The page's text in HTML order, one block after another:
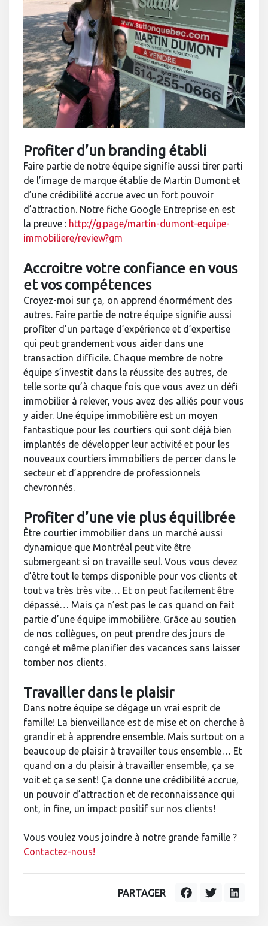
Profiter d’un branding établi
Faire partie de notre équipe signifie aussi tirer parti
de l’image de marque établie de Martin Dumont et
d’une crédibilité accrue avec un fort pouvoir
d’attraction. Notre fiche Google Entreprise en est
la preuve : http://g.page/martin-dumont-equipe-
immobiliere/review?gm
Accroitre votre confiance en vous
et vos compétences
Croyez-moi sur ça, on apprend énormément des
autres. Faire partie de notre équipe signifie aussi
profiter d’un partage d’expérience et d’expertise
qui peut grandement vous aider dans une
transaction difficile. Chaque membre de notre
équipe s’investit dans la réussite des autres, de
telle sorte qu’à chaque fois que vous avez un défi
immobilier à relever, vous avez des alliés pour vous
y aider. Une équipe immobilière est un moyen
fantastique pour les courtiers qui sont déjà bien
implantés de développer leur activité et pour les
nouveaux courtiers immobiliers de percer dans le
secteur et d’apprendre de professionnels
chevronnés.
Profiter d’une vie plus équilibrée
Être courtier immobilier dans un marché aussi
dynamique que Montréal peut vite être
submergeant si on travaille seul. Vous vous devez
d’être tout le temps disponible pour vos clients et
tout va très très vite… Et on peut facilement être
dépassé… Mais ça n’est pas le cas quand on fait
partie d’une équipe immobilière. Grâce au soutien
de nos collègues, on peut prendre des jours de
congé et même planifier des vacances sans laisser
tomber nos clients.
Travailler dans le plaisir
Dans notre équipe se dégage un vrai esprit de
famille! La bienveillance est de mise et on cherche à
grandir et à apprendre ensemble. Mais surtout on a
beaucoup de plaisir à travailler tous ensemble… Et
quand on a du plaisir à travailler ensemble, ça se
voit et ça se sent! Ça donne une crédibilité accrue,
un pouvoir d’attraction et de reconnaissance qui
ont, in fine, un impact positif sur nos clients!
Vous voulez vous joindre à notre grande famille ?
Contactez-nous!
PARTAGER